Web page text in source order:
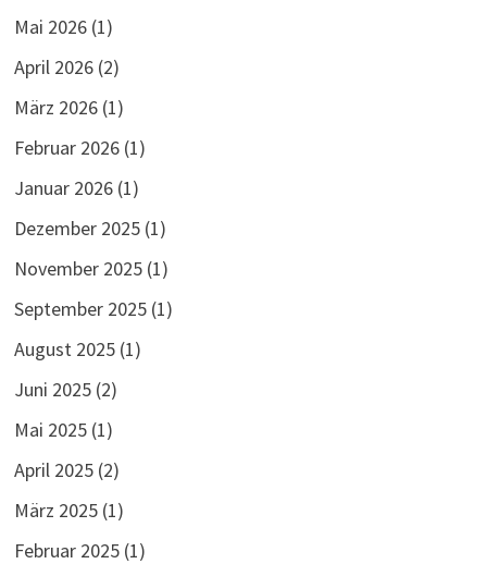
Mai 2026(1)
April 2026(2)
März 2026(1)
Februar 2026(1)
Januar 2026(1)
Dezember 2025(1)
November 2025(1)
September 2025(1)
August 2025(1)
Juni 2025(2)
Mai 2025(1)
April 2025(2)
März 2025(1)
Februar 2025(1)